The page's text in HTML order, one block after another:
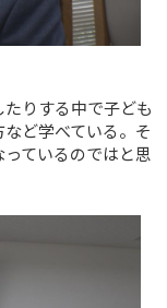
たりする中で子ども
ど学べている。そ
ているのではと思